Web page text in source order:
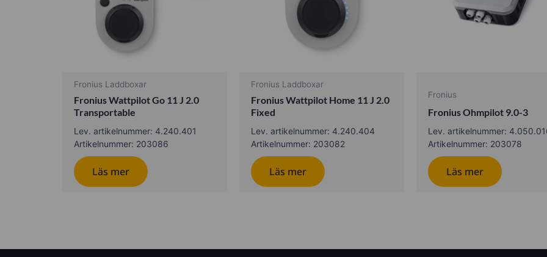
Fronius Laddboxar
Fronius Wattpilot Go 11 J 2.0
Transportable
Lev. artikelnummer: 4.240.401
Artikelnummer: 203086
Läs mer
Fronius Laddboxar
Fronius Wattpilot Home 11 J 2.0
Fixed
Lev. artikelnummer: 4.240.404
Artikelnummer: 203082
Läs mer
Fronius
Fronius Ohmpilot 9.0-3
Lev. artikelnummer:
Artikelnummer: 203078
Läs mer